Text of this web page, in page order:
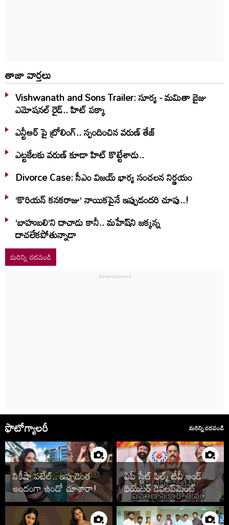
తాజా వార్తలు
Vishwanath and Sons Trailer: సూర్య - మమితా బైజు
ఎమోషనల్ రైడ్.. హిట్ పక్కా
ఎన్టీఆర్ పై ట్రోలింగ్.. స్పందించిన వరుణ్ తేజ్
ఎట్టకేలకు వరుణ్ కూడా హిట్ కొట్టేశాడు..
Divorce Case: సీఎం విజయ్ భార్య సంచలన నిర్ణయం
‘కొరియన్ కనకరాజు’ నాయికపైనే ఇప్పుడందరి చూపు..!
‘బాహుబలి’ని దాచాడు కానీ.. మహేష్‌ని జక్కన్న
దాచలేకపోతున్నాడా
మరిన్ని చదవండి
ఫొటోగ్యాలరీ మరిన్ని చదవండి
నికీషా పటేల్.. ఇప్పుడెంత
అందంగా ఉందో చూశారా!
ఏపీ స్టేట్ ఫిల్మ్ టీవీ అండ్
థియేటర్ డెవలప్‌మెంట్
కార్పొరేషన్ నూతన కమిటీ
ప్రమాణ స్వీకారోత్సవం